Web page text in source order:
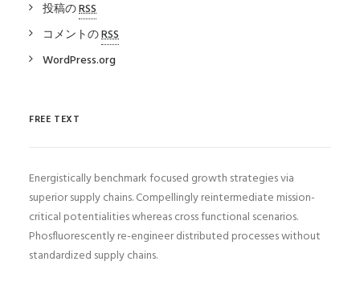
投稿のRSS
コメントのRSS
WordPress.org
FREE TEXT
Energistically benchmark focused growth strategies via
superior supply chains. Compellingly reintermediate mission-
critical potentialities whereas cross functional scenarios.
Phosfluorescently re-engineer distributed processes without
standardized supply chains.